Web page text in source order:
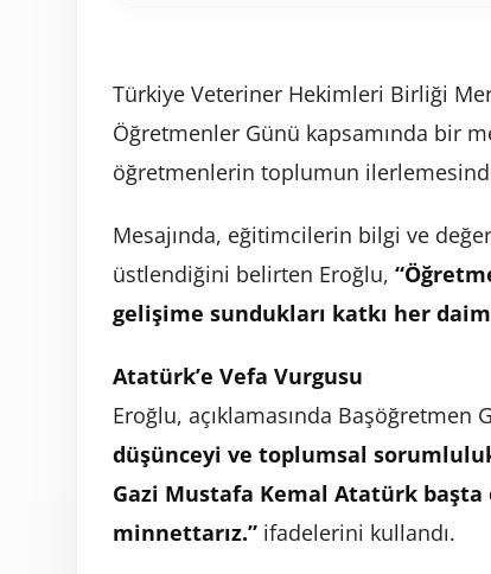
Türkiye Veteriner Hekimleri Birliği
Öğretmenler Günü kapsamında bir
öğretmenlerin toplumun
Mesajında, eğitimcilerin bilgi ve
üstlendiğini belirten Eroğlu,
gelişime sundukları katkı her daim
Atatürk’e Vefa Vurgusu
Eroğlu, açıklamasında Başöğretmen
düşünceyi ve toplumsal
Gazi Mustafa Kemal Atatürk
minnettarız.” ifadelerini kullandı.